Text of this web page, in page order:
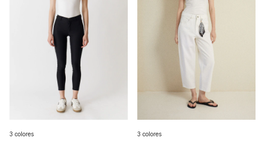
3 colores 3 colores